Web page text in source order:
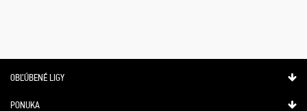
OBĽÚBENÉ LIGY
PONUKA